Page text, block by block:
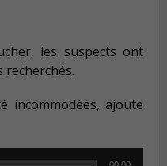
les suspects ont
incommodées, ajoute